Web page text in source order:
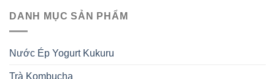
DANH MỤC SẢN PHẨM
Nước Ép Yogurt Kukuru
Trà Kombucha